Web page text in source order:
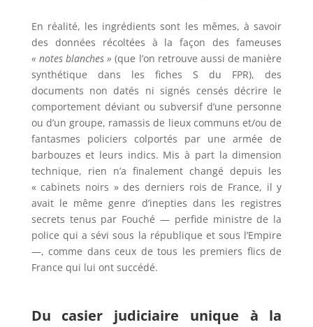
En réalité, les ingrédients sont les mêmes, à savoir
des données récoltées à la façon des fameuses
« notes blanches » (que l’on retrouve aussi de manière
synthétique dans les fiches S du FPR), des
documents non datés ni signés censés décrire le
comportement déviant ou subversif d’une personne
ou d’un groupe, ramassis de lieux communs et/ou de
fantasmes policiers colportés par une armée de
barbouzes et leurs indics. Mis à part la dimension
technique, rien n’a finalement changé depuis les
« cabinets noirs » des derniers rois de France, il y
avait le même genre d’inepties dans les registres
secrets tenus par Fouché — perfide ministre de la
police qui a sévi sous la république et sous l’Empire
—, comme dans ceux de tous les premiers flics de
France qui lui ont succédé.
Du casier judiciaire unique à la